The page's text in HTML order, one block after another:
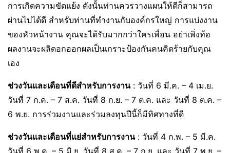
การเกิดความขัดแย้ง ดังนั้นท่านควรวางแผนให้ดีก็สามารถ
ผ่านไปได้ดี สำหรับท่านที่ทำงานกับองค์กรใหญ่ การแบ่งงาน
ของหัวหน้างาน คุณจะได้รับมากกว่าใครเพื่อน อย่าเพิ่งท้อ
ผลงานจะผลิดอกออกผลเป็นเกราะป้องกันคนคิดร้ายกับคุณ
เอง
ช่วงวันและเดือนที่ดีสำหรับการงาน: วันที่ 6 มี.ค. – 4 เม.ย.
วันที่ 7 ก.ค. – 7 ส.ค. วันที่ 8 ก.ย. – 7 ต.ค. และ วันที่ 8 ต.ค. –
6 พ.ย. การร่วมงานและร่วมลงทุนปีนี้ก็มีทิศทางที่ดี
ช่วงวันและเดือนที่แย่สำหรับการงาน: วันที่ 4 ก.พ. – 5 มี.ค.